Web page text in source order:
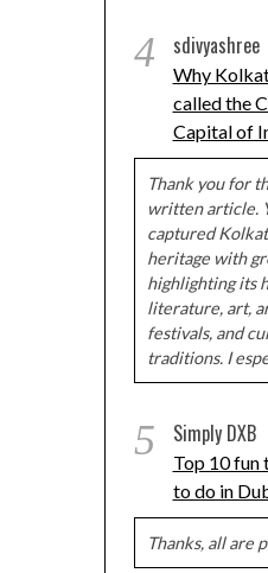
4 sdivyashree
Why
called the
Capital of
Thank you for
written article.
captured
heritage with
highlighting its
literature, art,
festivals, and
traditions. I
5 Simply DXB
Top 10 fun
to do in
Thanks, all are